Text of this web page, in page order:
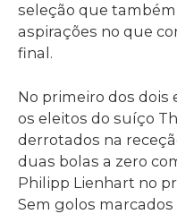
seleção que
aspirações no que
final.
No primeiro dos dois
os eleitos do suíço
derrotados na
duas bolas a zero
Philipp Lienhart no
Sem golos